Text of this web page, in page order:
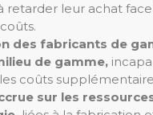
retarder leur achat face
des fabricants de
de gamme,
coûts
sur les